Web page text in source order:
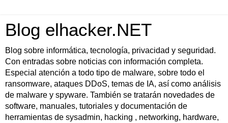
Blog elhacker.NET
Blog sobre informática, tecnología, privacidad y seguridad.
Con entradas sobre noticias con información completa.
Especial atención a todo tipo de malware, sobre todo el
ransomware, ataques DDoS, temas de IA, así como análisis
de malware y spyware. También se tratarán novedades de
software, manuales, tutoriales y documentación de
herramientas de sysadmin, hacking , networking, hardware,